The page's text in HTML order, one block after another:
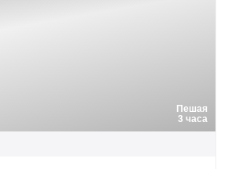
Пешая
3 часа